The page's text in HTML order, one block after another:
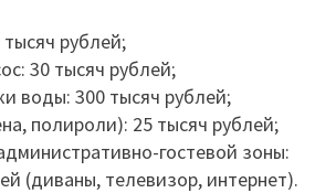
рублей;
30 тысяч рублей;
воды: 300 тысяч рублей;
полироли): 25 тысяч рублей;
гостевой зоны:
(диваны, телевизор, интернет).